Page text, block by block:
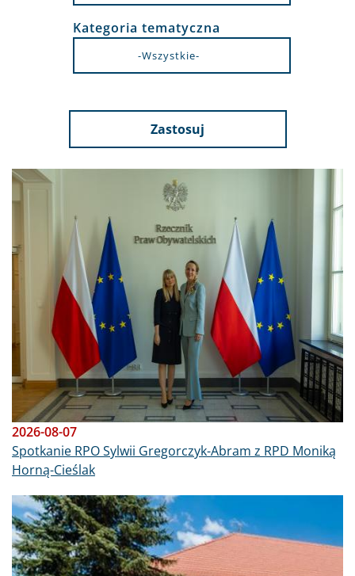
Kategoria tematyczna
Zastosuj
Obraz
2026-08-07
Spotkanie RPO Sylwii Gregorczyk-Abram z RPD Moniką
Horną-Cieślak
Obraz